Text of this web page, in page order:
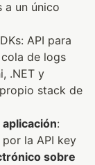
un único
API para
de logs
.NET y
stack de
:
la API key
sobre